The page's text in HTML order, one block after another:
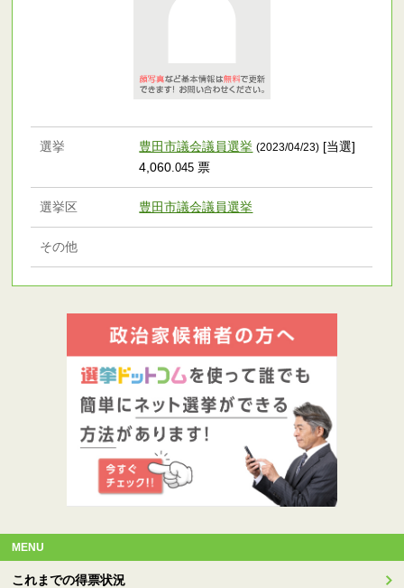
選挙 豊田市議会議員選挙 (2023/04/23) [当選]
4,060.045 票
選挙区 豊田市議会議員選挙
その他
MENU
これまでの得票状況